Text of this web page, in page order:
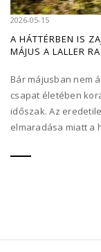
2026-05-15
A HÁTTÉRBEN IS
MÁJUS A LALLER
Bár májusban nem
csapat életében
időszak. Az
elmaradása miatt a